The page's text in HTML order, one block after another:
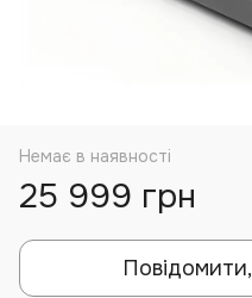
Немає в наявності
25 999 грн